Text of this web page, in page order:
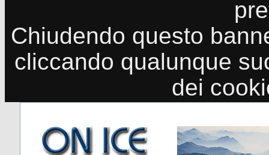
Chiudendo questo
cliccando qualunque
dei